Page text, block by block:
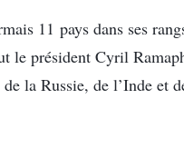
11 pays dans ses
le président Cyril
la Russie, de l’Inde et